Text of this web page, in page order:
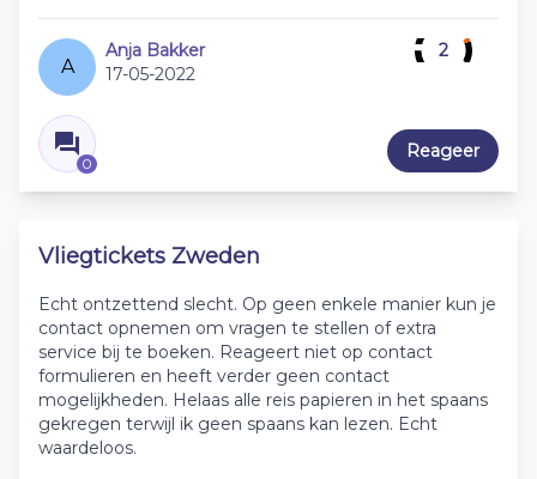
A
Anja Bakker
17-05-2022
0
2
Reageer
Vliegtickets Zweden
Echt ontzettend slecht. Op geen enkele manier kun je
contact opnemen om vragen te stellen of extra
service bij te boeken. Reageert niet op contact
formulieren en heeft verder geen contact
mogelijkheden. Helaas alle reis papieren in het spaans
gekregen terwijl ik geen spaans kan lezen. Echt
waardeloos.